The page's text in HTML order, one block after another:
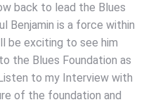
back to lead the Blues
Benjamin is a force within
be exciting to see him
the Blues Foundation as
to my Interview with
of the foundation and